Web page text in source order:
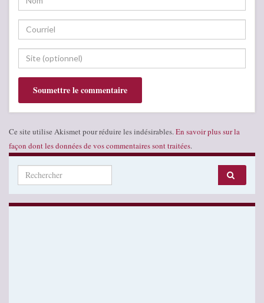
Ce site utilise Akismet pour réduire les indésirables. En savoir plus sur la
façon dont les données de vos commentaires sont traitées.
Search for: